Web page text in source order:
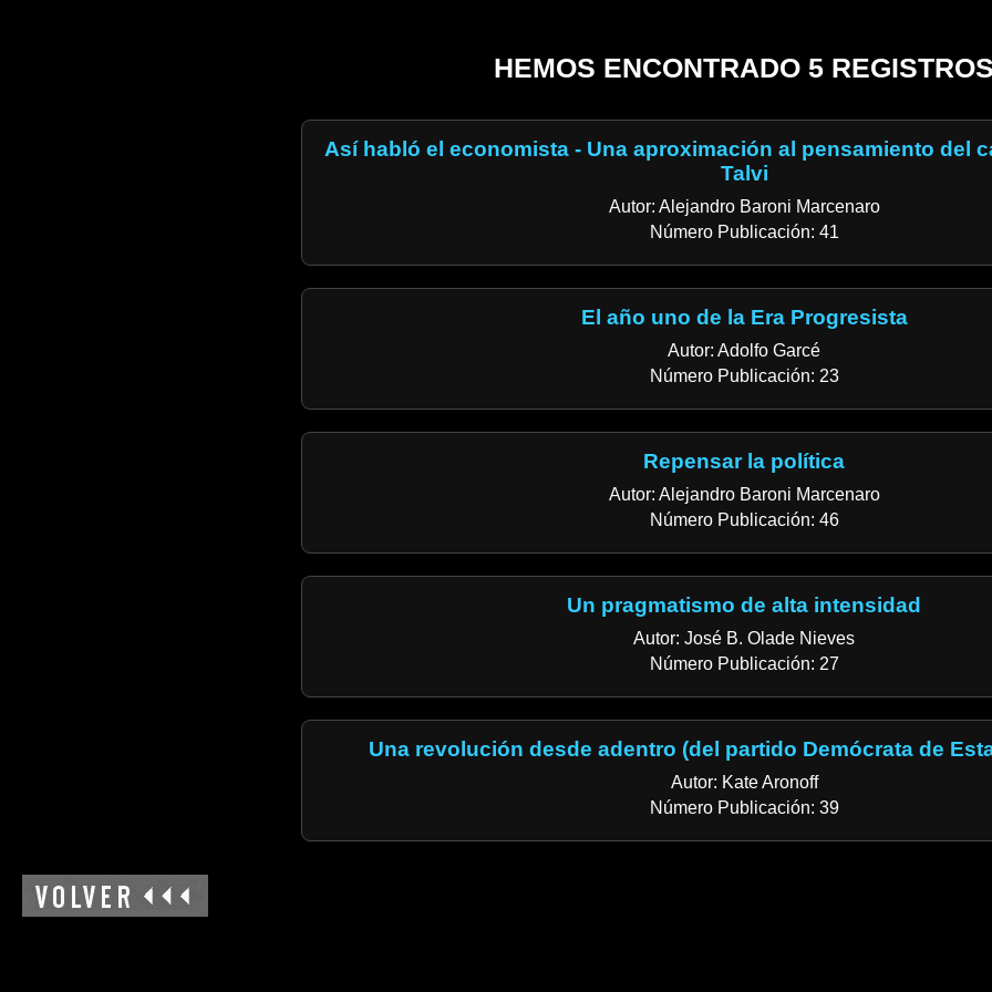
HEMOS ENCONTRADO 5 REGISTROS
Así habló el economista - Una aproximación al pensamiento del
Talvi
Autor: Alejandro Baroni Marcenaro
Número Publicación: 41
El año uno de la Era Progresista
Autor: Adolfo Garcé
Número Publicación: 23
Repensar la política
Autor: Alejandro Baroni Marcenaro
Número Publicación: 46
Un pragmatismo de alta intensidad
Autor: José B. Olade Nieves
Número Publicación: 27
Una revolución desde adentro (del partido Demócrata de
Autor: Kate Aronoff
Número Publicación: 39